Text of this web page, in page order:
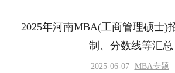
2025年河南MBA(工商管理硕士)
制、分数线等汇总
2025-06-07 MBA专题